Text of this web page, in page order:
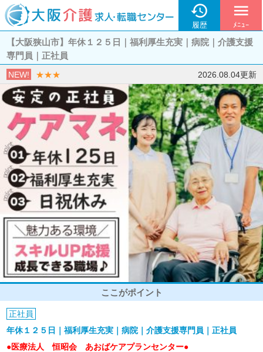

履歴
menu
ﾒﾆｭｰ
【大阪狭山市】年休１２５日｜福利厚生充実｜病院｜介護支援
専門員｜正社員
NEW! ★★★ 2026.08.04更新
ここがポイント
正社員
年休１２５日｜福利厚生充実｜病院｜介護支援専門員｜正社員
●医療法人 恒昭会 あおばケアプランセンター●